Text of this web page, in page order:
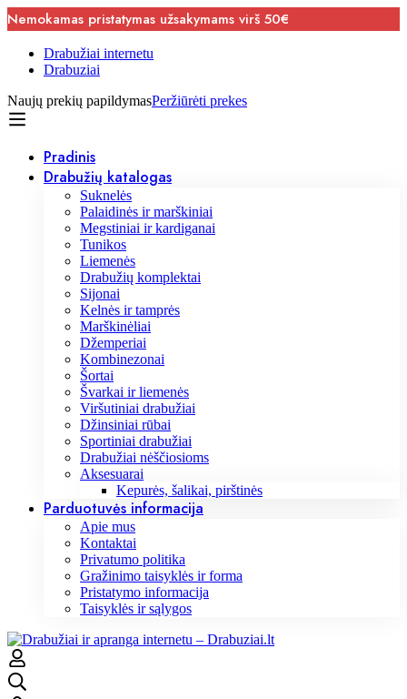
Nemokamas pristatymas užsakymams virš 50€
Drabužiai internetu
Drabuziai
Naujų prekių papildymasPeržiūrėti prekes
Pradinis
Drabužių katalogas
Suknelės
Palaidinės ir marškiniai
Megstiniai ir kardiganai
Tunikos
Liemenės
Drabužių komplektai
Sijonai
Kelnės ir tamprės
Marškinėliai
Džemperiai
Kombinezonai
Šortai
Švarkai ir liemenės
Viršutiniai drabužiai
Džinsiniai rūbai
Sportiniai drabužiai
Drabužiai nėščiosioms
Aksesuarai
Kepurės, šalikai, pirštinės
Parduotuvės informacija
Apie mus
Kontaktai
Privatumo politika
Gražinimo taisyklės ir forma
Pristatymo informacija
Taisyklės ir sąlygos